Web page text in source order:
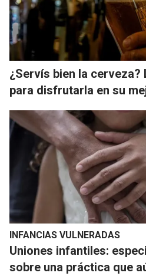
¿Servís bien la
para disfrutarla en su
INFANCIAS VULNERADAS
Uniones infantiles:
sobre una práctica que